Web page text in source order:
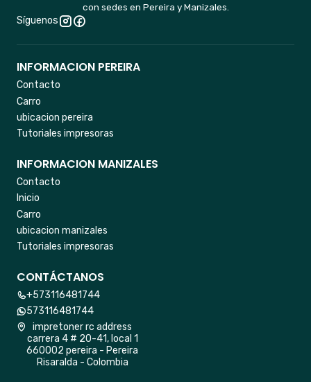
con sedes en Pereira y Manizales.
Síguenos
INFORMACION PEREIRA
Contacto
Carro
ubicacion pereira
Tutoriales impresoras
INFORMACION MANIZALES
Contacto
Inicio
Carro
ubicacion manizales
Tutoriales impresoras
CONTÁCTANOS
+573116481744
573116481744
impretoner rc address
carrera 4 # 20-41, local 1
660002 pereira - Pereira
Risaralda - Colombia